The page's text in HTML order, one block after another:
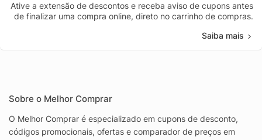
Ative a extensão de descontos e receba aviso de cupons antes
de finalizar uma compra online, direto no carrinho de compras.
Saiba mais
Sobre o Melhor Comprar
O Melhor Comprar é especializado em cupons de desconto,
códigos promocionais, ofertas e comparador de preços em